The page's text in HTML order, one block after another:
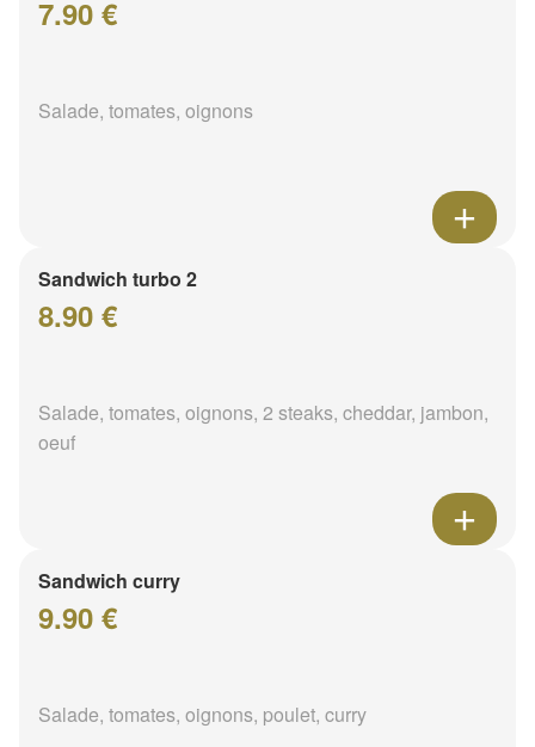
7.90 €
Salade, tomates, oignons
Sandwich turbo 2
8.90 €
Salade, tomates, oignons, 2 steaks, cheddar, jambon,
oeuf
Sandwich curry
9.90 €
Salade, tomates, oignons, poulet, curry